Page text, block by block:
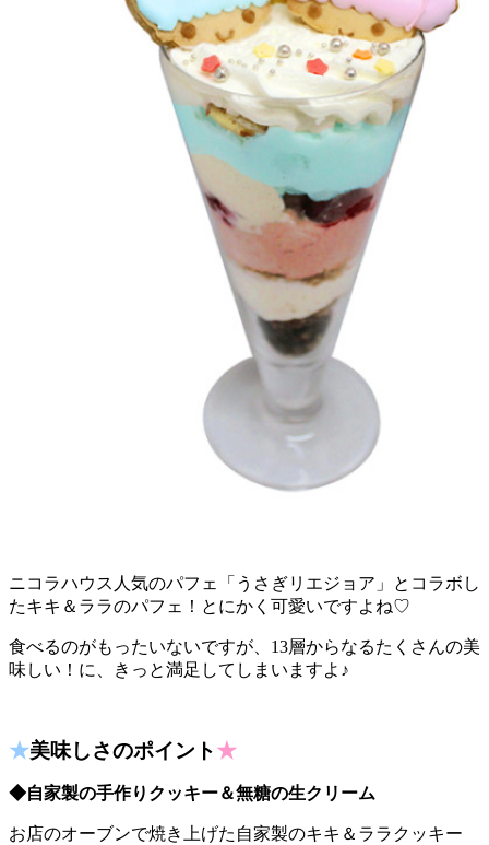
ニコラハウス人気のパフェ「うさぎリエジョア」とコラボし
たキキ＆ララのパフェ！とにかく可愛いですよね♡
食べるのがもったいないですが、13層からなるたくさんの美
味しい！に、きっと満足してしまいますよ♪
★美味しさのポイント★
◆自家製の手作りクッキー＆無糖の生クリーム
お店のオーブンで焼き上げた自家製のキキ＆ララクッキー